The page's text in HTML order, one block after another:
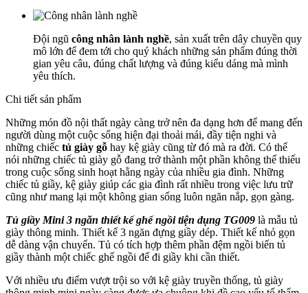
Đội ngũ công nhân lành nghề, sản xuất trên dây chuyền quy
mô lớn để đem tới cho quý khách những sản phẩm đúng thời
gian yêu câu, đúng chất lượng và đúng kiểu dáng mà mình
yêu thích.
Chi tiết sản phẩm
Những món đồ nội thất ngày càng trở nên đa dạng hơn để mang đến
người dùng một cuộc sống hiện đại thoải mái, đầy tiện nghi và
những chiếc tủ giày gỗ hay kệ giày cũng từ đó mà ra đời. Có thể
nói những chiếc tủ giày gỗ đang trở thành một phần không thể thiếu
trong cuộc sống sinh hoạt hằng ngày của nhiều gia đình. Những
chiếc tủ giầy, kệ giày giúp các gia đình rất nhiều trong việc lưu trữ
cũng như mang lại một không gian sống luôn ngăn nắp, gọn gàng.
Tủ giầy Mini 3 ngăn thiết kế ghế ngồi tiện dụng TG009 là mẫu tủ
giày thông minh. Thiết kế 3 ngăn đựng giầy dép. Thiết kế nhỏ gọn
dễ dàng vận chuyển. Tủ có tích hợp thêm phần đệm ngồi biến tủ
giầy thành một chiếc ghế ngồi để đi giầy khi cần thiết.
Với nhiều ưu điểm vượt trội so với kệ giày truyền thống, tủ giày